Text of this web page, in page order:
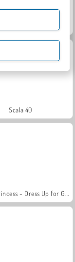
Scala 40